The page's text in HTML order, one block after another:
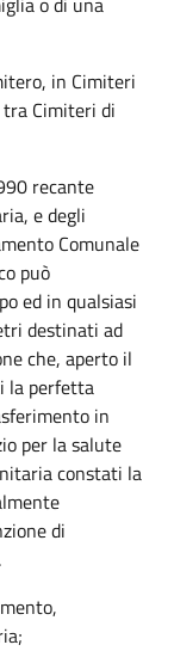
in Cimiteri
Cimiteri di
recante
e degli
Comunale
può
ed in qualsiasi
destinati ad
che, aperto il
la perfetta
in
per la salute
constati la
di